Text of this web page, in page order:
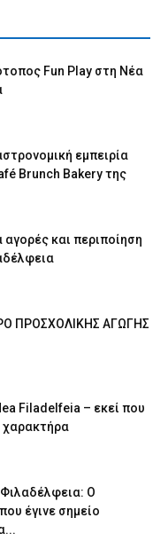
Fun Play στη Νέα
εμπειρία
Brunch Bakery της
αγορές και περιποίηση
ΠΡΟΣΧΟΛΙΚΗΣ ΑΓΩΓΗΣ
Filadelfeia – εκεί που
χαρακτήρα
Ο
έγινε σημείο